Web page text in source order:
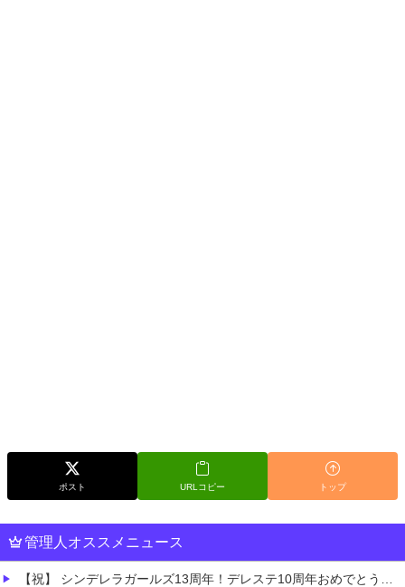
ポスト URLコピー トップ
管理人オススメニュース
【祝】 シンデレラガールズ13周年！デレステ10周年おめでとう！ガチャ更新SSR八神マキノ・イベントSRイヴ、SR望月聖！